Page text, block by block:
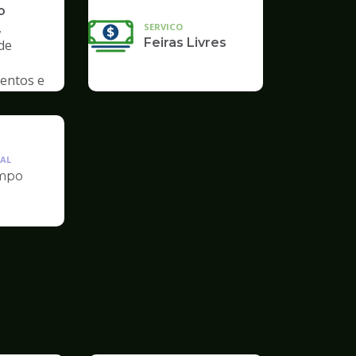
e
SERVICO
Feiras Livres